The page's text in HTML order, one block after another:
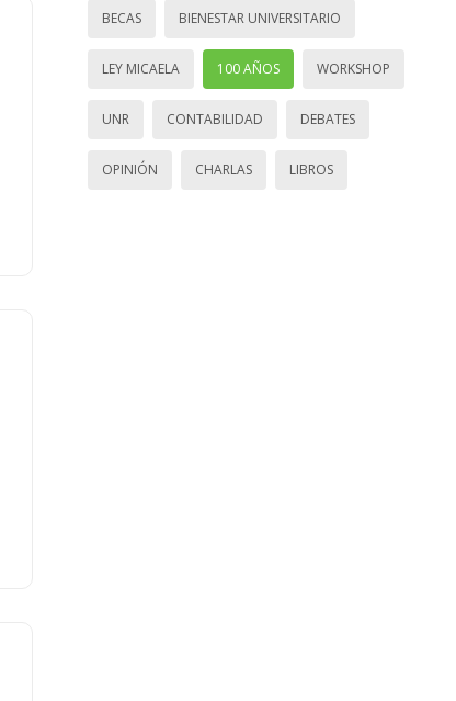
BECAS BIENESTAR UNIVERSITARIO
LEY MICAELA 100 AÑOS WORKSHOP
UNR CONTABILIDAD DEBATES
OPINIÓN CHARLAS LIBROS